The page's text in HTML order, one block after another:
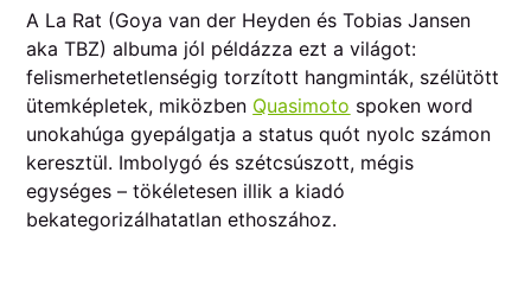
A La Rat (Goya van der Heyden és Tobias Jansen
aka TBZ) albuma jól példázza ezt a világot:
felismerhetetlenségig torzított hangminták, szélütött
ütemképletek, miközben Quasimoto spoken word
unokahúga gyepálgatja a status quót nyolc számon
keresztül. Imbolygó és szétcsúszott, mégis
egységes – tökéletesen illik a kiadó
bekategorizálhatatlan ethoszához.